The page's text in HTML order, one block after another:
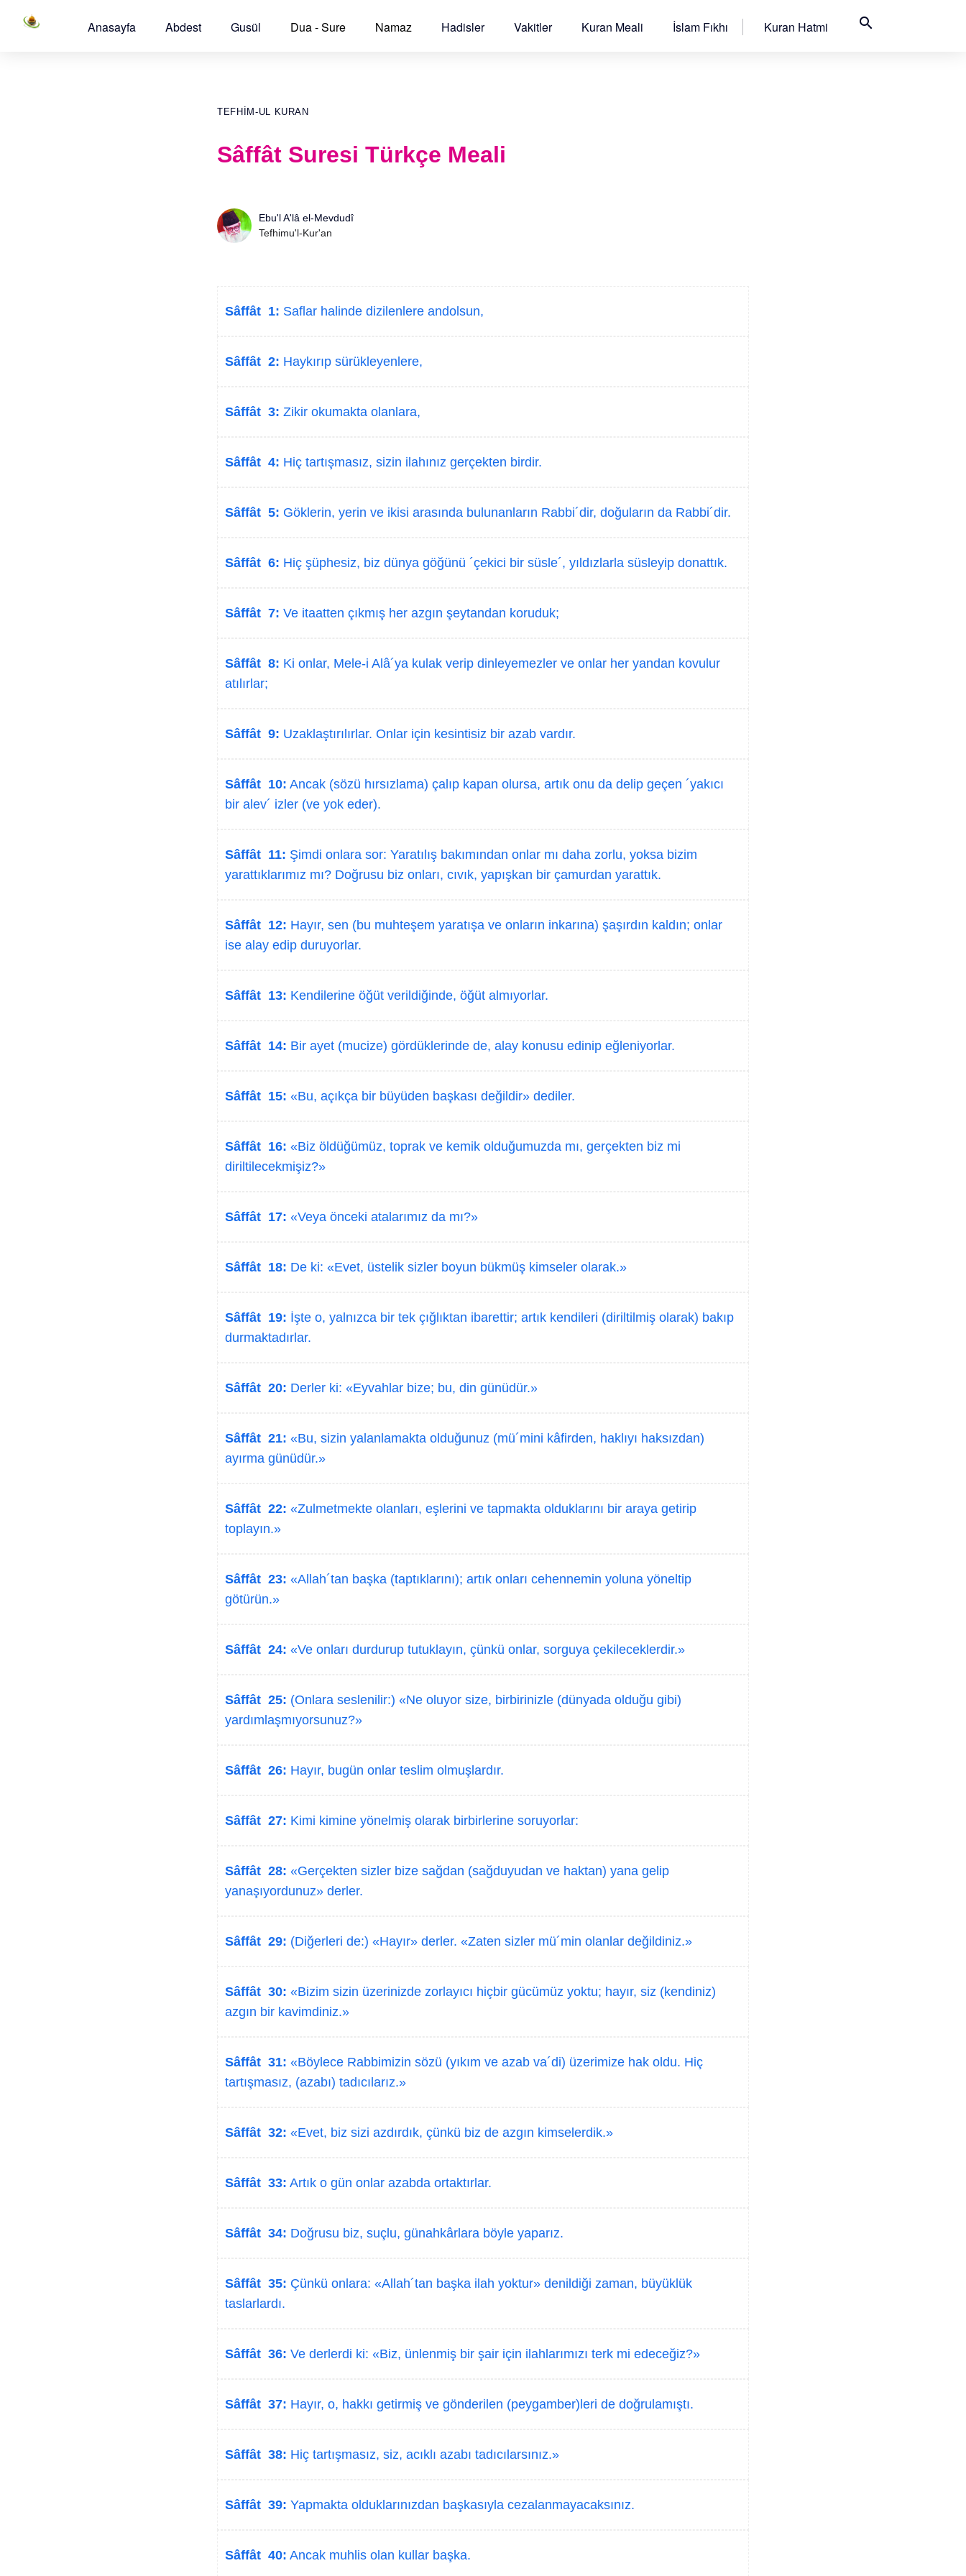
Anasayfa Abdest Gusül Dua - Sure Namaz Hadisler Vakitler Kuran Meali İslam Fıkhı Kuran Hatmi search
TEFHIM-UL KURAN
Sâffât Suresi Türkçe Meali
Ebu'l A'lâ el-Mevdudî
Tefhimu'l-Kur'an
Sâffât 1: Saflar halinde dizilenlere andolsun,
Sâffât 2: Haykırıp sürükleyenlere,
Sâffât 3: Zikir okumakta olanlara,
Sâffât 4: Hiç tartışmasız, sizin ilahınız gerçekten birdir.
Sâffât 5: Göklerin, yerin ve ikisi arasında bulunanların Rabbi´dir, doğuların da Rabbi´dir.
Sâffât 6: Hiç şüphesiz, biz dünya göğünü ´çekici bir süsle´, yıldızlarla süsleyip donattık.
Sâffât 7: Ve itaatten çıkmış her azgın şeytandan koruduk;
Sâffât 8: Ki onlar, Mele-i Alâ´ya kulak verip dinleyemezler ve onlar her yandan kovulur
atılırlar;
Sâffât 9: Uzaklaştırılırlar. Onlar için kesintisiz bir azab vardır.
Sâffât 10: Ancak (sözü hırsızlama) çalıp kapan olursa, artık onu da delip geçen ´yakıcı
bir alev´ izler (ve yok eder).
Sâffât 11: Şimdi onlara sor: Yaratılış bakımından onlar mı daha zorlu, yoksa bizim
yarattıklarımız mı? Doğrusu biz onları, cıvık, yapışkan bir çamurdan yarattık.
Sâffât 12: Hayır, sen (bu muhteşem yaratışa ve onların inkarına) şaşırdın kaldın; onlar
ise alay edip duruyorlar.
Sâffât 13: Kendilerine öğüt verildiğinde, öğüt almıyorlar.
Sâffât 14: Bir ayet (mucize) gördüklerinde de, alay konusu edinip eğleniyorlar.
Sâffât 15: «Bu, açıkça bir büyüden başkası değildir» dediler.
Sâffât 16: «Biz öldüğümüz, toprak ve kemik olduğumuzda mı, gerçekten biz mi
diriltilecekmişiz?»
Sâffât 17: «Veya önceki atalarımız da mı?»
Sâffât 18: De ki: «Evet, üstelik sizler boyun bükmüş kimseler olarak.»
Sâffât 19: İşte o, yalnızca bir tek çığlıktan ibarettir; artık kendileri (diriltilmiş olarak) bakıp
durmaktadırlar.
Sâffât 20: Derler ki: «Eyvahlar bize; bu, din günüdür.»
Sâffât 21: «Bu, sizin yalanlamakta olduğunuz (mü´mini kâfirden, haklıyı haksızdan)
ayırma günüdür.»
Sâffât 22: «Zulmetmekte olanları, eşlerini ve tapmakta olduklarını bir araya getirip
toplayın.»
Sâffât 23: «Allah´tan başka (taptıklarını); artık onları cehennemin yoluna yöneltip
götürün.»
Sâffât 24: «Ve onları durdurup tutuklayın, çünkü onlar, sorguya çekileceklerdir.»
Sâffât 25: (Onlara seslenilir:) «Ne oluyor size, birbirinizle (dünyada olduğu gibi)
yardımlaşmıyorsunuz?»
Sâffât 26: Hayır, bugün onlar teslim olmuşlardır.
Sâffât 27: Kimi kimine yönelmiş olarak birbirlerine soruyorlar:
Sâffât 28: «Gerçekten sizler bize sağdan (sağduyudan ve haktan) yana gelip
yanaşıyordunuz» derler.
Sâffât 29: (Diğerleri de:) «Hayır» derler. «Zaten sizler mü´min olanlar değildiniz.»
Sâffât 30: «Bizim sizin üzerinizde zorlayıcı hiçbir gücümüz yoktu; hayır, siz (kendiniz)
azgın bir kavimdiniz.»
Sâffât 31: «Böylece Rabbimizin sözü (yıkım ve azab va´di) üzerimize hak oldu. Hiç
tartışmasız, (azabı) tadıcılarız.»
Sâffât 32: «Evet, biz sizi azdırdık, çünkü biz de azgın kimselerdik.»
Sâffât 33: Artık o gün onlar azabda ortaktırlar.
Sâffât 34: Doğrusu biz, suçlu, günahkârlara böyle yaparız.
Sâffât 35: Çünkü onlara: «Allah´tan başka ilah yoktur» denildiği zaman, büyüklük
taslarlardı.
Sâffât 36: Ve derlerdi ki: «Biz, ünlenmiş bir şair için ilahlarımızı terk mi edeceğiz?»
Sâffât 37: Hayır, o, hakkı getirmiş ve gönderilen (peygamber)leri de doğrulamıştı.
Sâffât 38: Hiç tartışmasız, siz, acıklı azabı tadıcılarsınız.»
Sâffât 39: Yapmakta olduklarınızdan başkasıyla cezalanmayacaksınız.
Sâffât 40: Ancak muhlis olan kullar başka.